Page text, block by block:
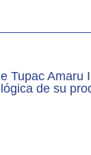
Tupac
de su